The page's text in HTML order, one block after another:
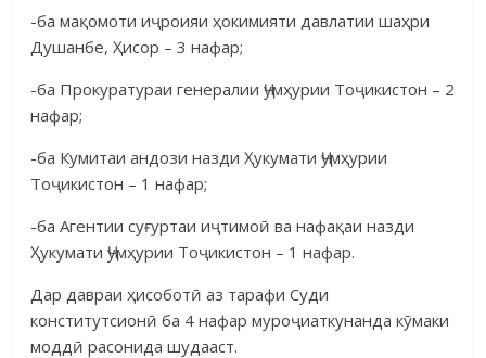
-ба мақомоти иҷроияи ҳокимияти давлатии шаҳри
Душанбе, Ҳисор – 3 нафар;
-ба Прокуратураи генералии Ҷумҳурии Тоҷикистон – 2
нафар;
-ба Кумитаи андози назди Ҳукумати Ҷумҳурии
Тоҷикистон – 1 нафар;
-ба Агентии суғуртаи иҷтимоӣ ва нафақаи назди
Ҳукумати Ҷум­ҳурии Тоҷикистон – 1 нафар.
Дар давраи ҳисоботӣ аз тарафи Суди
конститутсионӣ ба 4 нафар муроҷиаткунанда кӯмаки
моддӣ расонида шудааст.